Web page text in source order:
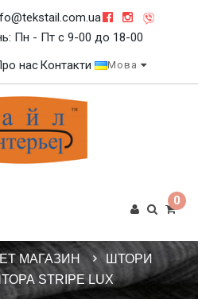
Пн - Пт c 9-00 до 18-00
насКонтакти Мова
0
МАГАЗИН
ШТОРИ
STRIPE LUX